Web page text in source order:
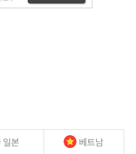
일본 베트남